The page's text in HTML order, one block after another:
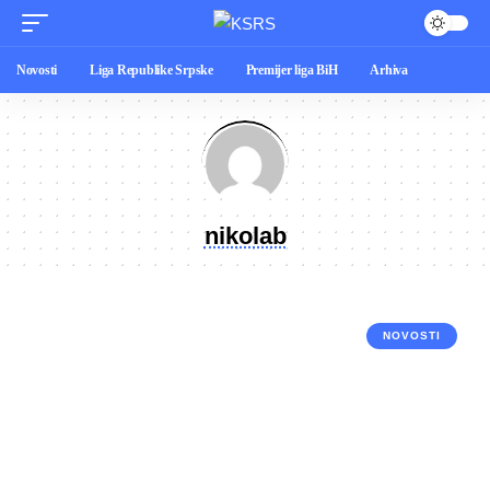
Novosti Liga Republike Srpske Premijer liga BiH Arhiva
nikolab
NOVOSTI